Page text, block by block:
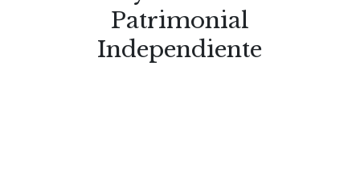
Patrimonial
Independiente